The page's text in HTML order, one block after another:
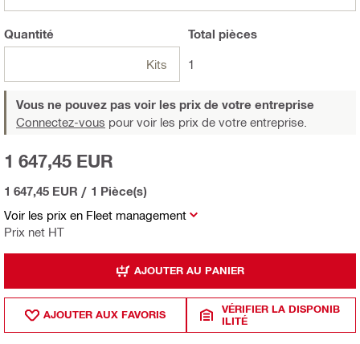
Quantité
Kits
Total pièces
1
Vous ne pouvez pas voir les prix de votre entreprise
Connectez-vous pour voir les prix de votre entreprise.
Voir les prix en Fleet management
Prix net HT
1 647,45 EUR
1 647,45 EUR / 1 Pièce(s)
AJOUTER AU PANIER
AJOUTER AUX FAVORIS
VÉRIFIER LA DISPONIB
ILITÉ